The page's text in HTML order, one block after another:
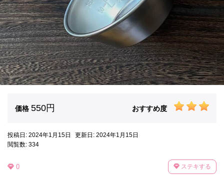
価格 550円 おすすめ度
投稿日: 2024年1月15日
更新日: 2024年1月15日
閲覧数: 334
0 ステキする